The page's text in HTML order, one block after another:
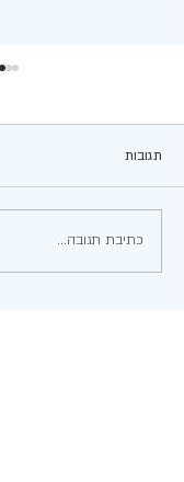
עגבניות ממולאות
תגובות
כתיבת תגובה...